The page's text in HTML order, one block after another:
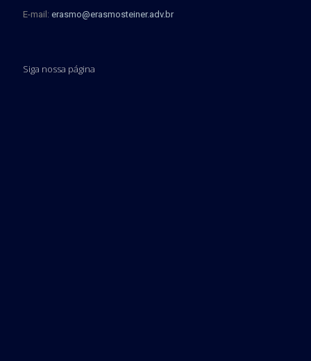
E-mail: erasmo@erasmosteiner.adv.br
Siga nossa página